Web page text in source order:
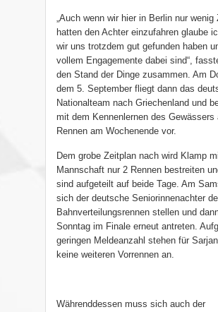
„Auch wenn wir hier in Berlin nur wenig
hatten den Achter einzufahren glaube
wir uns trotzdem gut gefunden haben
vollem Engagemente dabei sind“,
den Stand der Dinge zusammen. Am
dem 5. September fliegt dann das
Nationalteam nach Griechenland und
mit dem Kennenlernen des Gewässers
Rennen am Wochenende vor.
Dem grobe Zeitplan nach wird Klamp
Mannschaft nur 2 Rennen bestreiten
sind aufgeteilt auf beide Tage. Am
sich der deutsche Seniorinnenachter
Bahnverteilungsrennen stellen und
Sonntag im Finale erneut antreten.
geringen Meldeanzahl stehen für
keine weiteren Vorrennen an.
Währenddessen muss sich auch der